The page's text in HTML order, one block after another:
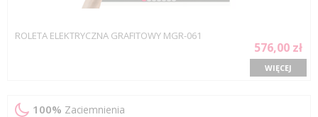
ROLETA ELEKTRYCZNA GRAFITOWY MGR-061
576,00 zł
WIĘCEJ
100% Zaciemnienia